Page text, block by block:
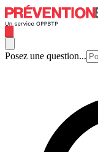
Posez une question...